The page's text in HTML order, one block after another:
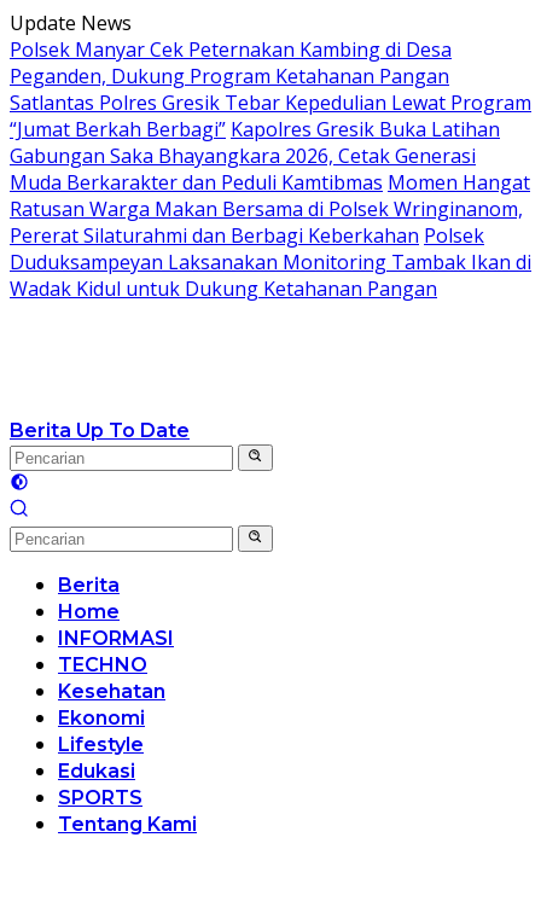
Langsung
ke
konten
Update News
Polsek Manyar Cek Peternakan Kambing di Desa
Peganden, Dukung Program Ketahanan Pangan
Satlantas Polres Gresik Tebar Kepedulian Lewat Program
“Jumat Berkah Berbagi” Kapolres Gresik Buka Latihan
Gabungan Saka Bhayangkara 2026, Cetak Generasi
Muda Berkarakter dan Peduli Kamtibmas Momen Hangat
Ratusan Warga Makan Bersama di Polsek Wringinanom,
Pererat Silaturahmi dan Berbagi Keberkahan Polsek
Duduksampeyan Laksanakan Monitoring Tambak Ikan di
Wadak Kidul untuk Dukung Ketahanan Pangan
Berita Up To Date
Berita
Home
INFORMASI
TECHNO
Kesehatan
Ekonomi
Lifestyle
Edukasi
SPORTS
Tentang Kami